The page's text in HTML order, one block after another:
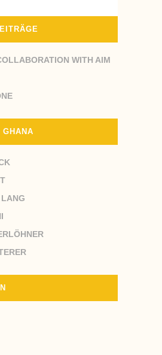
WITH AIM
GHANA